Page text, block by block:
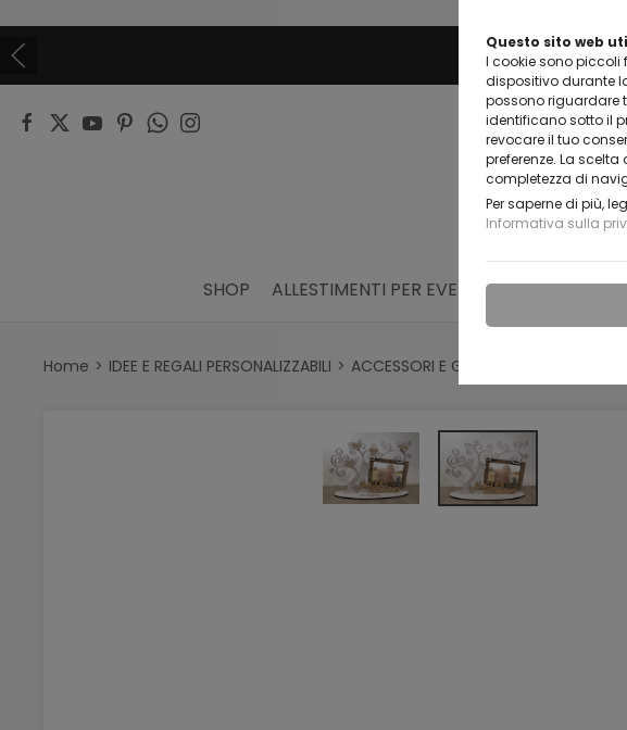
Questo sito web
I cookie sono piccoli
dispositivo durante
possono riguardare
identificano sotto il
revocare il tuo
preferenze. La
completezza di
Per saperne di più,
Informativa sulla
SHOP ALLESTIMENTI PER EVENTI IDEE
Home IDEE E REGALI PERSONALIZZABILI ACCESSORI E GADGET PER LA CASA